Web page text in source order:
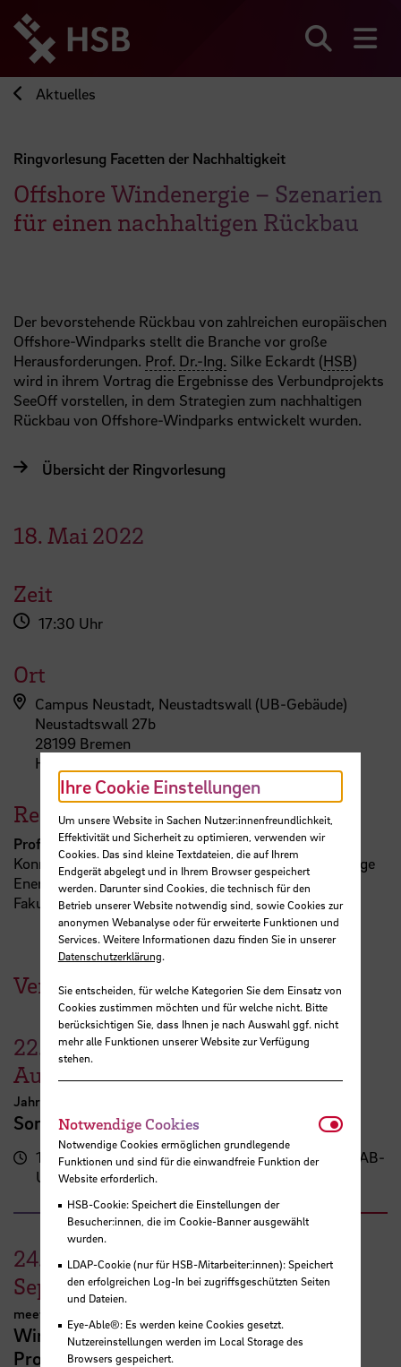
zum
Seiteninhalt
springen
Aktuelles
Ringvorlesung Facetten der Nachhaltigkeit
Offshore Windenergie – Szenarien
für einen nachhaltigen Rückbau
Der bevorstehende Rückbau von zahlreichen europäischen
Offshore-Windparks stellt die Branche vor große
Herausforderungen. Prof. Dr.-Ing. Silke Eckardt (HSB)
wird in ihrem Vortrag die Ergebnisse des Verbundprojekts
SeeOff vorstellen, in dem Strategien zum nachhaltigen
Rückbau von Offshore-Windparks entwickelt wurden.
Übersicht der Ringvorlesung
18. Mai2022
Zeit
17:30 Uhr
Ort
Campus Neustadt, Neustadtswall (UB-Gebäude)
Neustadtswall 27b
28199 Bremen
Hansewasserhörsaal
Referent:in
Prof. Dr.-Ing.Silke Eckardt
Konrektorin für Forschung und Transfer | Zukunftsfähige
Energieversorgung und Ressourceneffizienz
Fakultät 2, Abt. B+U
Veranstaltungen der HSB
22. –30.
August
Jahresausstellung der School of Architecture Bremen
Sommerschau 2026
17:00
Uhr
Campus Neustadt, Neustadtswall (AB-
Gebäude)
24.
September
meetMINT
Wir feiern Frauen in MINT – 10 Jahre
Programm meetMINT
Ihre Cookie Einstellungen
Um unsere Website in Sachen Nutzer:innenfreundlichkeit,
Effektivität und Sicherheit zu optimieren, verwenden wir
Cookies. Das sind kleine Textdateien, die auf Ihrem
Endgerät abgelegt und in Ihrem Browser gespeichert
werden. Darunter sind Cookies, die technisch für den
Betrieb unserer Website notwendig sind, sowie Cookies zur
anonymen Webanalyse oder für erweiterte Funktionen und
Services. Weitere Informationen dazu finden Sie in unserer
Datenschutzerklärung.
Sie entscheiden, für welche Kategorien Sie dem Einsatz von
Cookies zustimmen möchten und für welche nicht. Bitte
berücksichtigen Sie, dass Ihnen je nach Auswahl ggf. nicht
mehr alle Funktionen unserer Website zur Verfügung
stehen.
Notwendige Cookies
Notwendige Cookies ermöglichen grundlegende
Funktionen und sind für die einwandfreie Funktion der
Website erforderlich.
HSB-Cookie: Speichert die Einstellungen der
Besucher:innen, die im Cookie-Banner ausgewählt
wurden.
LDAP-Cookie (nur für HSB-Mitarbeiter:innen): Speichert
den erfolgreichen Log-In bei zugriffsgeschützten Seiten
und Dateien.
Eye-Able®: Es werden keine Cookies gesetzt.
Nutzereinstellungen werden im Local Storage des
Browsers gespeichert.